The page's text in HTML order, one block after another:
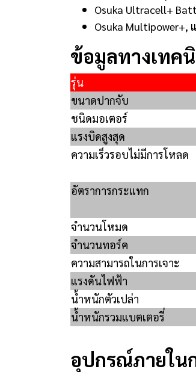
Osuka Ultracell+
Osuka Multipower+,
ข้อมูลทางเทคนิ
รุ่น
ขนาดปากจับ
ชนิดมอเตอร์
แรงบิดสูงสุด
ความเร็วรอบไม่มีการโหลด
อัตราการกระแทก
จำนวนโหมด
จำนวนทอร์ค
ความสามารถในการเจาะ
แรงดันไฟฟ้า
น้ำหนักตัวเปล่า
น้ำหนักรวมแบตเตอรี่
อุปกรณ์ภายในก